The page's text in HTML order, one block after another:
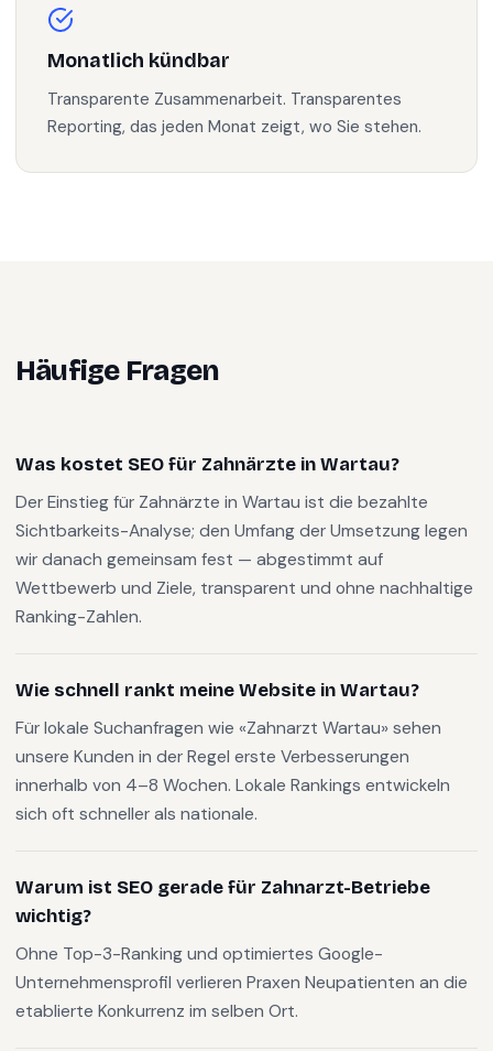
Monatlich kündbar
Transparente Zusammenarbeit. Transparentes
Reporting, das jeden Monat zeigt, wo Sie stehen.
Häufige Fragen
Was kostet SEO für Zahnärzte in Wartau?
Der Einstieg für Zahnärzte in Wartau ist die bezahlte
Sichtbarkeits-Analyse; den Umfang der Umsetzung legen
wir danach gemeinsam fest — abgestimmt auf
Wettbewerb und Ziele, transparent und ohne nachhaltige
Ranking-Zahlen.
Wie schnell rankt meine Website in Wartau?
Für lokale Suchanfragen wie «Zahnarzt Wartau» sehen
unsere Kunden in der Regel erste Verbesserungen
innerhalb von 4–8 Wochen. Lokale Rankings entwickeln
sich oft schneller als nationale.
Warum ist SEO gerade für Zahnarzt-Betriebe
wichtig?
Ohne Top-3-Ranking und optimiertes Google-
Unternehmensprofil verlieren Praxen Neupatienten an die
etablierte Konkurrenz im selben Ort.